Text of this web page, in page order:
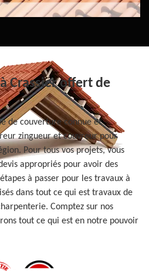
Crassier offert de
de couverture connue et
zingueur et couvreur pour
Pour tous vos projets, vous
appropriés pour avoir des
à passer pour les travaux à
dans tout ce qui est travaux de
Comptez sur nos
tout ce qui est en notre pouvoir